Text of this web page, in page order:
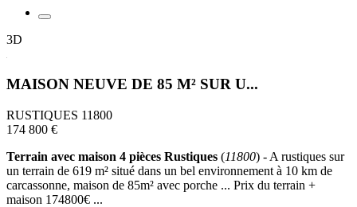
3D
MAISON NEUVE DE 85 M² SUR U...
RUSTIQUES 11800
174 800 €
Terrain avec maison 4 pièces Rustiques (11800) - A rustiques sur
un terrain de 619 m² situé dans un bel environnement à 10 km de
carcassonne, maison de 85m² avec porche ... Prix du terrain +
maison 174800€ ...